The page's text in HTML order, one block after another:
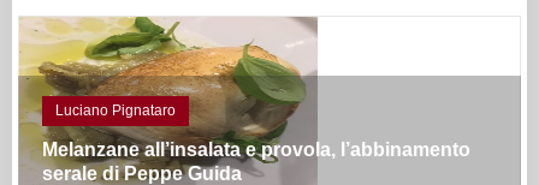
Luciano Pignataro
Melanzane all’insalata e provola, l’abbinamento
serale di Peppe Guida